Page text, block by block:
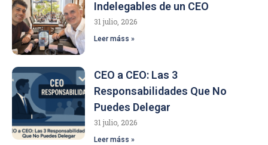
Indelegables de un CEO
31 julio, 2026
Leer máss »
CEO a CEO: Las 3
Responsabilidades Que No
Puedes Delegar
31 julio, 2026
Leer máss »